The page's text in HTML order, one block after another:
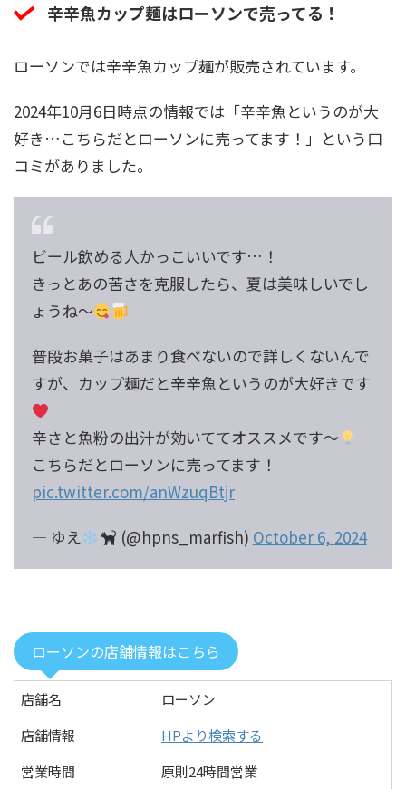
辛辛魚カップ麺はローソンで売ってる！
ローソンでは辛辛魚カップ麺が販売されています。
2024年10月6日時点の情報では「辛辛魚というのが大
好き…こちらだとローソンに売ってます！」という口
コミがありました。
ビール飲める人かっこいいです…！
きっとあの苦さを克服したら、夏は美味しいでし
ょうね〜
普段お菓子はあまり食べないので詳しくないんで
すが、カップ麺だと辛辛魚というのが大好きです
辛さと魚粉の出汁が効いててオススメです〜
こちらだとローソンに売ってます！
pic.twitter.com/anWzuqBtjr
— ゆえ
(@hpns_marfish) October 6, 2024
ローソンの店舗情報はこちら
店舗名
ローソン
店舗情報
HPより検索する
営業時間
原則24時間営業